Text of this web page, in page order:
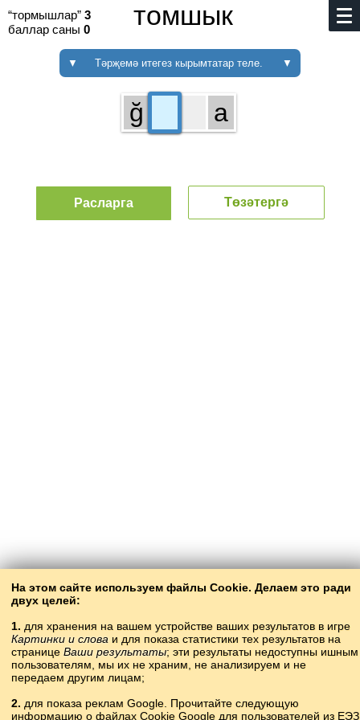
“тормышлар” 3
баллар саны 0 томшык
▼ Тәрҗемә итегез кырымтатар теле. ▼
На этом сайте используем файлы Cookie. Делаем это ради
двух целей:
1. для хранения на вашем устройстве ваших результатов в игре
Картинки и слова и для показа статистики тех результатов на
странице Ваши результаты; эти результаты недоступны ишным
пользователям, мы их не храним, не анализируем и не
передаем другим лицам;
2. для показа реклам Google. Прочитайте следующую
информацию о файлах Cookie Google для пользователей из ЕЭЗ